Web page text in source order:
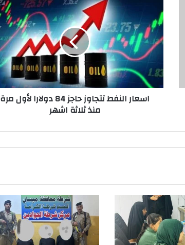
النفط
تتجاوز
حاجز
84
دولارا
لأول
مرة
منذ
اسعار النفط تتجاوز حاجز 84 دولارا لأول مرة
منذ ثلاثة اشهر